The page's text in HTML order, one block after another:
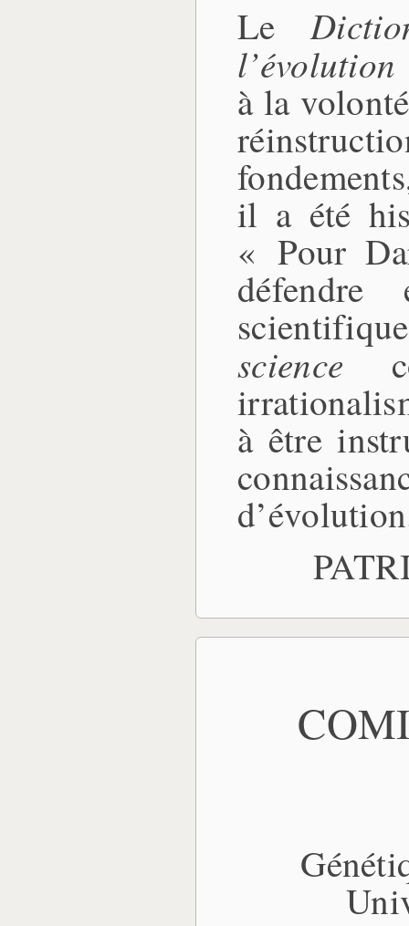
Le
l’évolution
à la
il a été
« Pour
science
à être